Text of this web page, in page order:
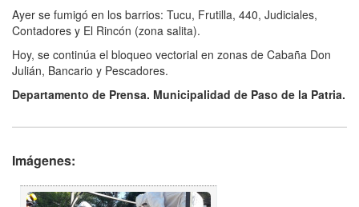
Ayer se fumigó en los barrios: Tucu, Frutilla, 440, Judiciales,
Contadores y El Rincón (zona salita).
Hoy, se continúa el bloqueo vectorial en zonas de Cabaña Don
Julián, Bancario y Pescadores.
Departamento de Prensa. Municipalidad de Paso de la Patria.
Imágenes: